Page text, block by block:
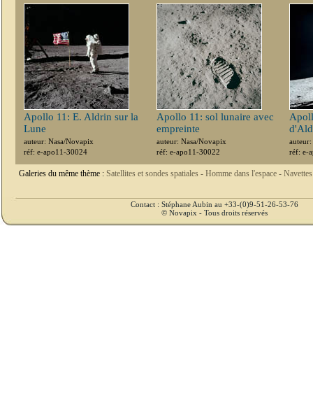
Apollo 11: E. Aldrin sur la
Lune
auteur: Nasa/Novapix
réf: e-apo11-30024
Apollo 11: sol lunaire avec
empreinte
auteur: Nasa/Novapix
réf: e-apo11-30022
réf: e-
Galeries du même thème : Satellites et sondes spatiales - Homme dans l'espace -
Contact : Stéphane Aubin au +33-(0)9-51-26-53-76
© Novapix - Tous droits réservés